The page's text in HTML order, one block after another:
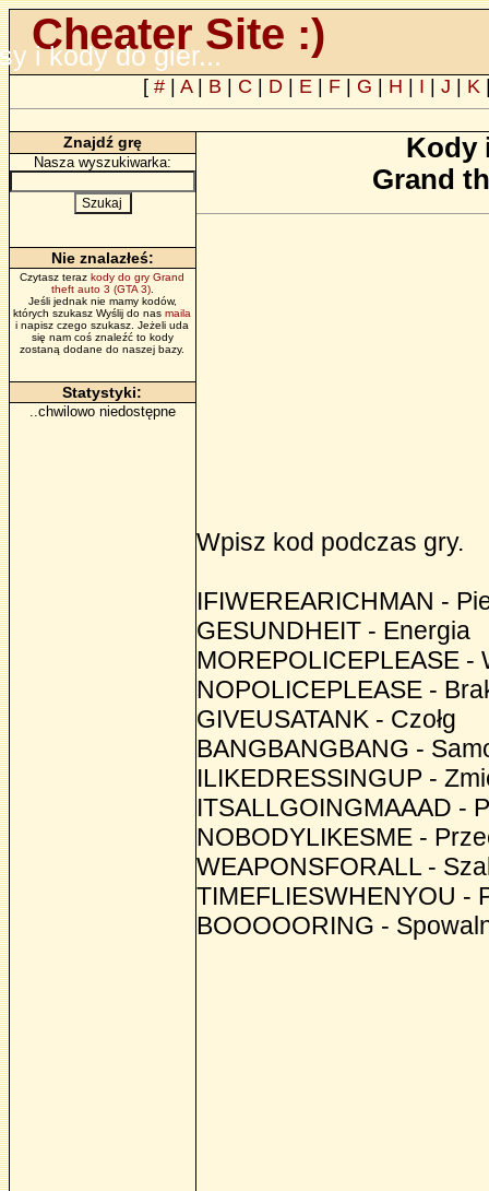
Cheater Site :)
i kody do gier...
[ # A| B C D E F G H I J K
Znajdź grę
Nasza wyszukiwarka:
Nie znalazłeś:
Czytasz terazkody do gry Grand
theft auto 3 (GTA 3)
Jeśli jednak nie mamy kodów,
których szukasz Wyślij do nasmaila
i napisz czego szukasz. Jeżeli uda
się nam coś znaleźć to kody
zostaną dodane do naszej bazy.
Statystyki:
..chwilowo niedostępne
Kody
Grand
Wpisz kod podczas gry.
IFIWEREARICHMAN -
GESUNDHEIT - Energia
MOREPOLICEPLEASE -
NOPOLICEPLEASE -
GIVEUSATANK - Czołg
BANGBANGBANG -
ILIKEDRESSINGUP -
ITSALLGOINGMAAAD -
NOBODYLIKESME -
WEAPONSFORALL -
TIMEFLIESWHENYOU -
BOOOOORING -